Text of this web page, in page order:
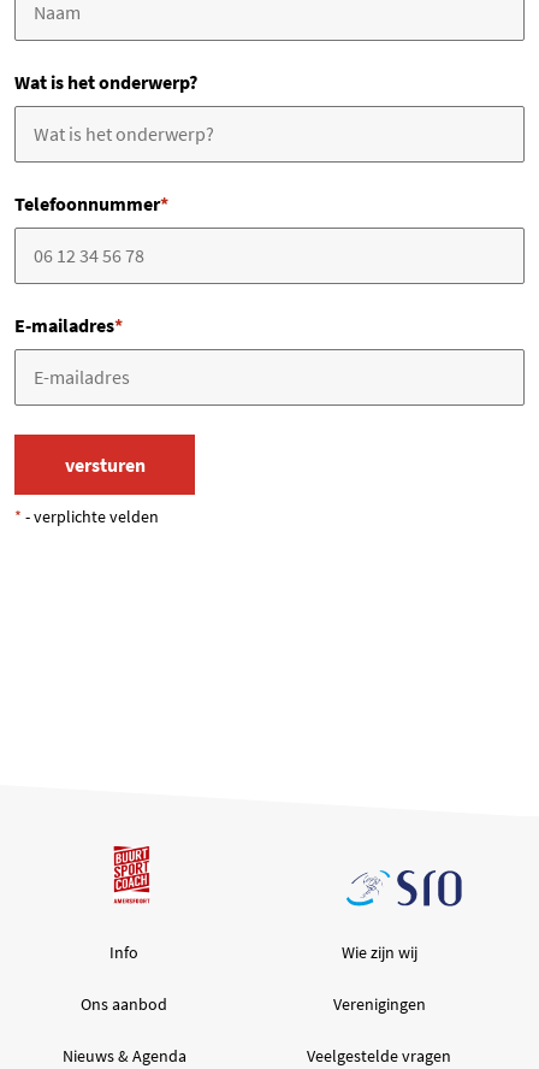
Wat is het onderwerp?
Telefoonnummer*
E-mailadres*
* - verplichte velden
Info
Ons aanbod
Nieuws & Agenda
Wie zijn wij
Verenigingen
Veelgestelde vragen